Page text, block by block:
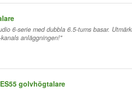
6-serie med dubbla 6.5-tums basar.
anläggningen!"
golvhögtalare